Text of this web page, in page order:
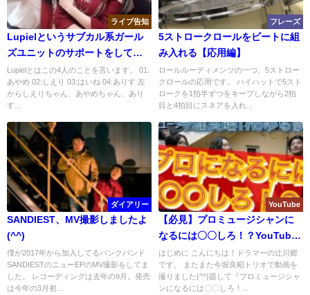
ライブ告知
Lupielというサブカル系ガール
ズユニットのサポートをしてま
す。
Lupielとはこの4人のことを言います。 01:
あやめ 02:しえり 03:はいね 04:ありす 左
からしえりちゃん、あやめちゃん、あり
す...
フレーズ
5ストロークロールをビートに組
み入れる【応用編】
ロールルーディメンツの一つ、5ストロー
クロールの応用です。 ハイハットで5スト
ロークを1拍半ずつをキープしながら2拍
目と4拍目にスネアを入れ...
ダイアリー
SANDIEST、MV撮影しましたよ
(^^)
僕が2017年から加入してるパンクパンド
SANDIESTのニューEPのMV撮影をしてま
した。 レコーディングは去年の9月。発売
は今年の3月初...
YouTube
【必見】プロミュージシャンに
なるには〇〇しろ！？YouTube
更新【今堀良昭トリオ】
はじめに こんにちは！ドラマーの辻川郷
です。 またまた今堀良昭トリオで動画を
撮りました(^^)題して『プロミュージシャ
ンになるには〇〇しろ！...